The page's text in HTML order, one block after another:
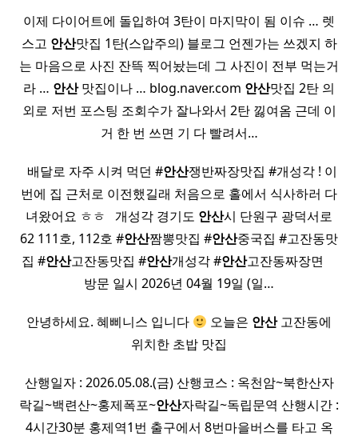
이제 다이어트에 돌입하여 3탄이 마지막이 됨 이슈 … 렛
스고 안산맛집 1탄(스압주의) 블로그 언젠가는 쓰겠지 하
는 마음으로 사진 잔뜩 찍어놨는데 그 사진이 전부 먹는거
라 … 안산맛집이나 … blog.naver.com 안산맛집 2탄 의
외로 저번 포스팅 조회수가 잘나와서 2탄 낋여옴 근데 이
거 한 번 쓰면 기 다 빨려서…
​ ​ 배달로 자주 시켜 먹던 #안산쟁반짜장맛집 #개성각 ! 이
번에 집 근처로 이전했길래 처음으로 홀에서 식사하러 다
녀왔어요 ㅎㅎ ​ ​ 개성각 경기도 안산시 단원구 광덕서로
62 111호, 112호 #안산짬뽕맛집 #안산중국집 #고잔동맛
집 #안산고잔동맛집 #안산개성각 #안산고잔동짜장면 ​ ​ ​ ​
방문 일시 2026년 04월 19일 (일…
안녕하세요. 혜삐니스 입니다 오늘은 안산고잔동에
위치한 초밥 맛집
산행일자 : 2026.05.08.(금) 산행코스 : 옥천암~북한산자
락길~백련산~홍제폭포~안산자락길~독립문역 산행시간 :
4시간30분 홍제역1번 출구에서 8번마을버스를 타고 옥